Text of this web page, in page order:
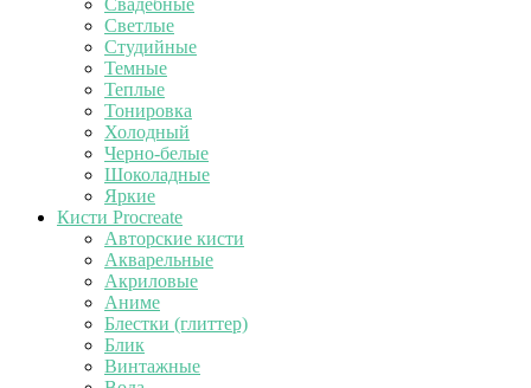
Свадебные
Светлые
Студийные
Темные
Теплые
Тонировка
Холодный
Черно-белые
Шоколадные
Яркие
Кисти Procreate
Авторские кисти
Акварельные
Акриловые
Аниме
Блестки (глиттер)
Блик
Винтажные